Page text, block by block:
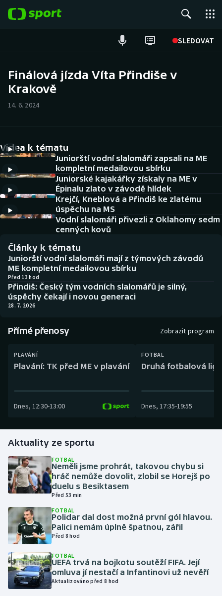
SLEDOVAT
Hokej
Cyklistika
DALŠÍ SPORTY
Americký fotbal
Baseball a softbal
Basketbal
Biatlon
Boby a skeleton
Box
Curling
Golf
Gymnastika
Házená
Jezdectví
Judo
Krasobruslení
Lezení
NEPŘEHLÉDNĚTE
Historické návraty
Aplikace ČT sport
AZ kvíz
Finálová jízda Víta Přindiše v
Krakově
14. 6. 2024
Videa k tématu
Juniorští vodní slalomáři zapsali na ME
kompletní medailovou sbírku
Juniorské kajakářky získaly na ME v
Épinalu zlato v závodě hlídek
Krejčí, Kneblová a Přindiš ke zlatému
úspěchu na MS
Vodní slalomáři přivezli z Oklahomy sedm
cenných kovů
Články k tématu
Juniorští vodní slalomáři mají z týmových závodů
ME kompletní medailovou sbírku
Před 13 hod
Přindiš: Český tým vodních slalomářů je silný,
úspěchy čekají i novou generaci
28. 7. 2026
Přímé přenosy Zobrazit program
PLAVÁNÍ
Plavání: TK před ME v plavání
Dnes, 12:30-13:00
FOTBAL
Druhá fotbalová
Dnes, 17:35-19:55
Aktuality ze sportu
FOTBAL
Neměli jsme prohrát, takovou chybu si
hráč nemůže dovolit, zlobil se Horejš po
duelu s Besiktasem
Před 53 min
FOTBAL
Polidar dal dost možná první gól hlavou.
Palici nemám úplně špatnou, zářil
Před 8 hod
FOTBAL
UEFA trvá na bojkotu soutěží FIFA. Její
omluva jí nestačí a Infantinovi už nevěří
Aktualizováno před 8 hod